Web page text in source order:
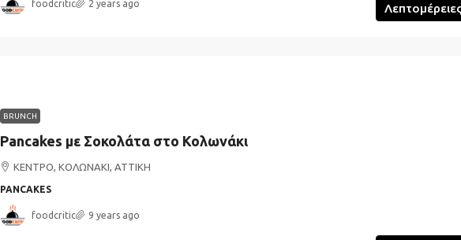
foodcritic 2 years ago
BRUNCH
Pancakes με Σοκολάτα στο Κολωνάκι
ΚΕΝΤΡΟ, ΚΟΛΩΝΑΚΙ, ΑΤΤΙΚΗ
PANCAKES
foodcritic 9 years ago